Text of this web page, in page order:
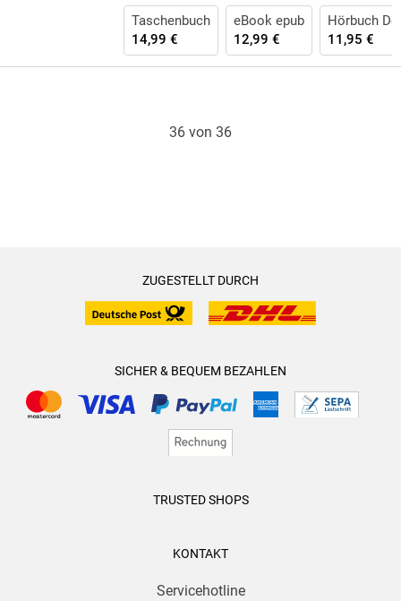
Taschenbuch
14,99 €
eBook epub
12,99 €
Hörbuch
11,95 €
36 von 36
ZUGESTELLT DURCH
SICHER & BEQUEM BEZAHLEN
TRUSTED SHOPS
KONTAKT
Servicehotline